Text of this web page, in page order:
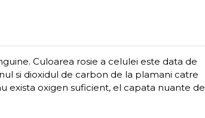
Culoarea rosie a celulei este data de
si dioxidul de carbon de la plamani catre
exista oxigen suficient, el capata nuante de